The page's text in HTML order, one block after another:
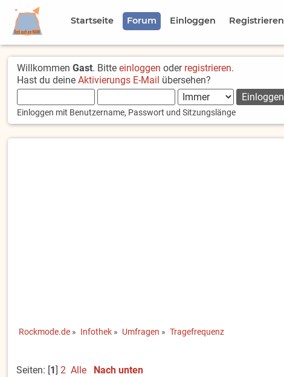
Startseite Forum Einloggen Registrieren
WillkommenGast. Bitteeinloggen oder registrieren.
Hast du deineAktivierungs E-Mail übersehen?
Einloggen mit Benutzername, Passwort und Sitzungslänge
Rockmode.de » Infothek » Umfragen » Tragefrequenz
Seiten: [1] 2 Alle Nach unten